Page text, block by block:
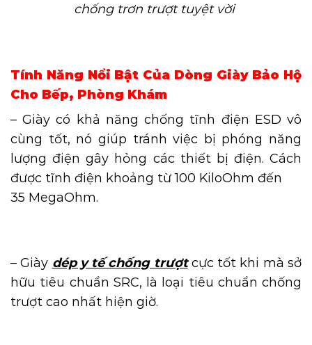
chống trơn trượt tuyệt vời
Tính Năng Nổi Bật Của Dòng Giày Bảo Hộ
Cho Bếp, Phòng Khám
– Giày có khả năng chống tĩnh điện ESD vô
cùng tốt, nó giúp tránh việc bị phóng năng
lượng điện gây hỏng các thiết bị điện. Cách
được tĩnh điện khoảng từ 100 KiloOhm đến
35 MegaOhm.
– Giày dép y tế chống trượtcực tốt khi mà sở
hữu tiêu chuẩn SRC, là loại tiêu chuẩn chống
trượt cao nhất hiện giờ.